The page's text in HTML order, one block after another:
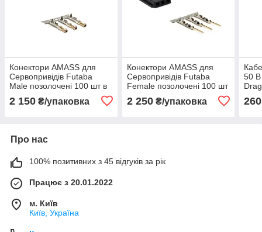
Конектори AMASS для
Сервопривідів Futaba
Male позолочені 100 шт в
2 150 ₴/упаковка
Конектори AMASS для
Сервопривідів Futaba
Female позолочені 100 шт
2 250₴/упаковка
50 В
260
Про нас
100% позитивних з 45 відгуків за рік
Працює з 20.01.2022
м. Київ
Київ, Україна